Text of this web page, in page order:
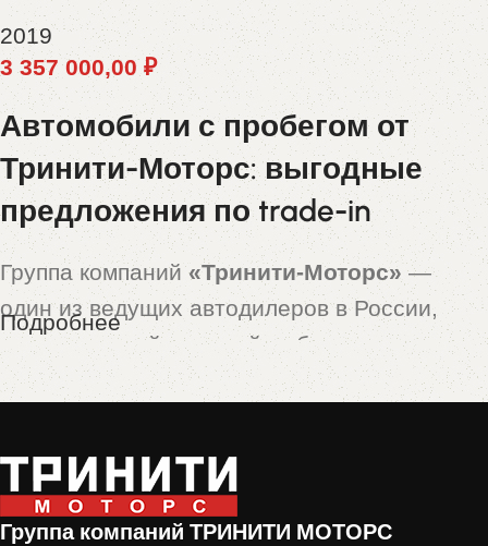
2019
3 357 000,00₽
Автомобили с пробегом от
Тринити-Моторс: выгодные
предложения по trade-in
Группа компаний«Тринити-Моторс» —
один из ведущих автодилеров в России,
предлагающий широкий выбор новых и
подержанных автомобилей. Особой
принятые по программе
автомобили с пробегом, которые прошли
тщательную проверку и подготовку перед
Подробнее
Группа компаний ТРИНИТИ МОТОРС